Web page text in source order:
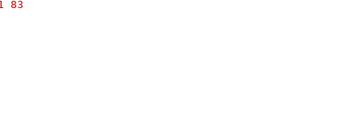
83